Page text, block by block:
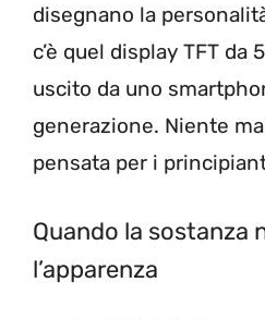
disegnano la
c’è quel display TFT da
uscito da uno
generazione. Niente
pensata per i
Quando la sostanza
l’apparenza